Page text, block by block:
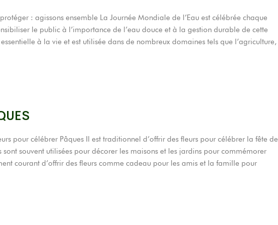
: agissons ensemble La Journée Mondiale de l’Eau est célébrée chaque
le public à l’importance de l’eau douce et à la gestion durable de cette
essentielle à la vie et est utilisée dans de nombreux domaines tels que l’agriculture,
pour célébrer Pâques Il est traditionnel d’offrir des fleurs pour célébrer la fête de
sont souvent utilisées pour décorer les maisons et les jardins pour commémorer
courant d’offrir des fleurs comme cadeau pour les amis et la famille pour